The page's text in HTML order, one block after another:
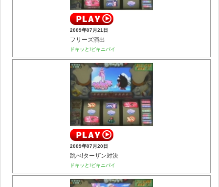
2009年07月21日
フリーズ演出
ドキッと!ビキニパイ
2009年07月20日
跳べ!ターザン対決
ドキッと!ビキニパイ